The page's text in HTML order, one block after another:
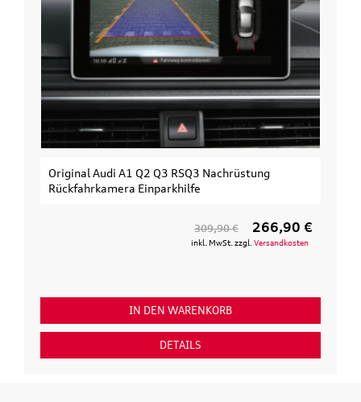
Original Audi A1 Q2 Q3 RSQ3 Nachrüstung
Rückfahrkamera Einparkhilfe
309,90 € 266,90 €
inkl. MwSt. zzgl. Versandkosten
IN DEN WARENKORB
DETAILS